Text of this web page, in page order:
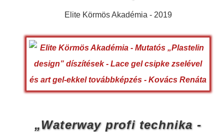
Elite Körmös Akadémia - 2019
„Waterway profi technika -